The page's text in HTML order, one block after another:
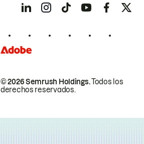
© 2026 Semrush Holdings.Todos los
derechos reservados.